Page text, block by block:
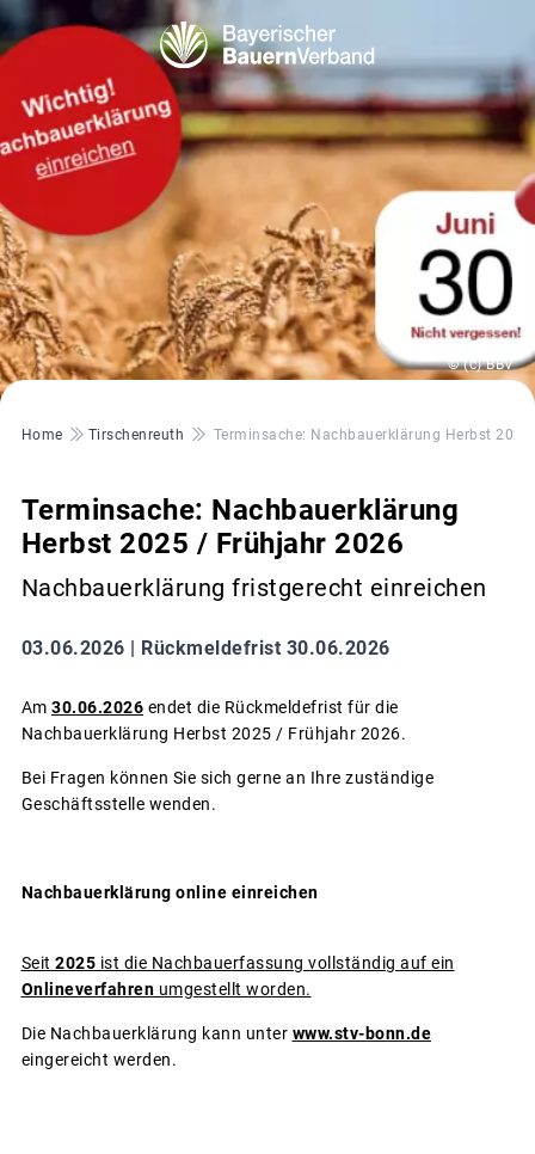
© (c) BBV
Pfadnavigation
Home Tirschenreuth Terminsache: Nachbauerklärung Herbst
Terminsache: Nachbauerklärung
Herbst 2025 / Frühjahr 2026
Nachbauerklärung fristgerecht einreichen
03.06.2026 | Rückmeldefrist 30.06.2026
Am 30.06.2026 endet die Rückmeldefrist für die
Nachbauerklärung Herbst 2025 / Frühjahr 2026.
Bei Fragen können Sie sich gerne an Ihre zuständige
Geschäftsstelle wenden.
Nachbauerklärung online einreichen
Seit 2025 ist die Nachbauerfassung vollständig auf ein
Onlineverfahren umgestellt worden.
Die Nachbauerklärung kann unter www.stv-bonn.de
eingereicht werden.